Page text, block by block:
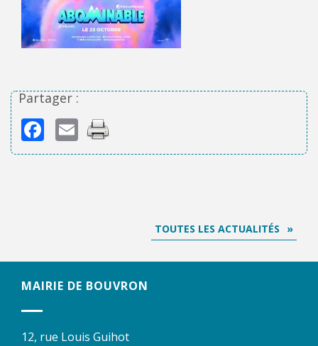
Partager :
Facebook
Email
TOUTES LES ACTUALITÉS
MAIRIE DE BOUVRON
12, rue Louis Guihot